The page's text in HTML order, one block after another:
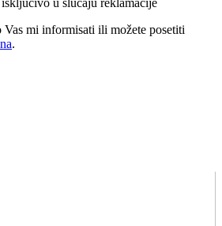
u slučaju reklamacije
Vas mi informisati ili možete posetiti
.